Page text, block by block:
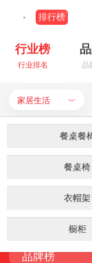
排行榜
行业榜
行业排名 品
家居生活 ﹀
装修建
母婴用品
食品饮料
家用电器
室内门
软装
功能空间
灯具
餐桌餐
餐桌椅
衣帽架
橱柜
中式家具品
RANKING LIST
品牌榜
品牌榜